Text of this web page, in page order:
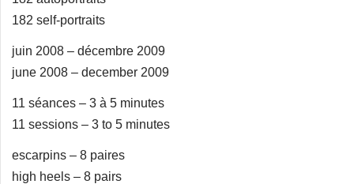
182 self-portraits
juin 2008 – décembre 2009
june 2008 – december 2009
11 séances – 3 à 5 minutes
11 sessions – 3 to 5 minutes
escarpins – 8 paires
high heels – 8 pairs